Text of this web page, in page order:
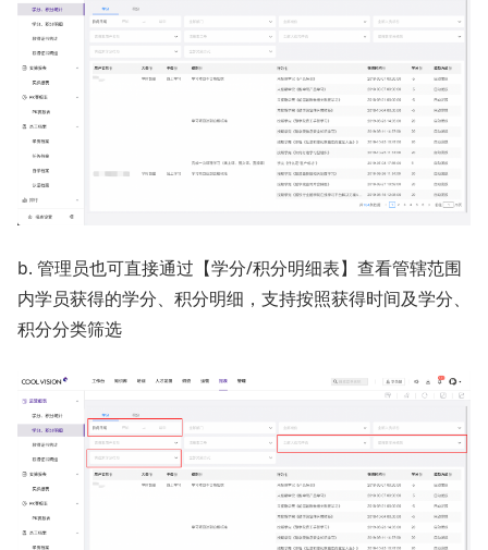
b. 管理员也可直接通过【学分/积分明细表】查看管辖范围
内学员获得的学分、积分明细，支持按照获得时间及学分、
积分分类筛选